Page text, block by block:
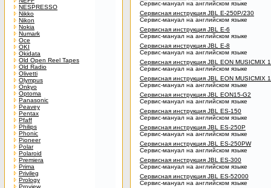
NESPRESSO
Nikko
Nikon
Nokia
Numark
Oce
OKI
Okidata
Old Open Reel Tapes
Old Radio
Olivetti
Olympus
Onkyo
Optoma
Panasonic
Peavey
Pentax
Pfaff
Philips
Phonic
Pioneer
Polar
Polaroid
Premiera
Prima
Privileg
Prology
Proview
Сервис-мануал на английском языке
Сервисная инструкция JBL E-250P/230
Сервис-мануал на английском языке
Сервисная инструкция JBL E-6
Сервис-мануал на английском языке
Сервисная инструкция JBL E-8
Сервис-мануал на английском языке
Сервисная инструкция JBL EON MUSICMIX
Сервис-мануал на английском языке
Сервисная инструкция JBL EON MUSICMIX
Сервис-мануал на английском языке
Сервисная инструкция JBL EON15-G2
Сервис-мануал на английском языке
Сервисная инструкция JBL ES-150
Сервис-мануал на английском языке
Сервисная инструкция JBL ES-250P
Сервис-мануал на английском языке
Сервисная инструкция JBL ES-250PW
Сервис-мануал на английском языке
Сервисная инструкция JBL ES-300
Сервис-мануал на английском языке
Сервисная инструкция JBL ES-52000
Сервис-мануал на английском языке